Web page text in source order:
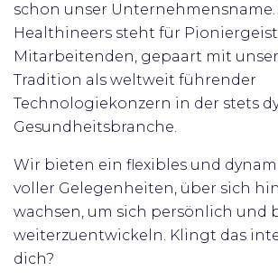
schon unser Unternehmensname.
Healthineers steht für
Mitarbeitenden, gepaart mit
Tradition als weltweit führender
Technologiekonzern in der stets
Gesundheitsbranche.
Wir bieten ein flexibles und
voller Gelegenheiten, über sich
wachsen, um sich persönlich und
weiterzuentwickeln. Klingt das
dich?